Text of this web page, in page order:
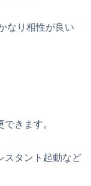
なり相性が良い
きます。
スタント起動など